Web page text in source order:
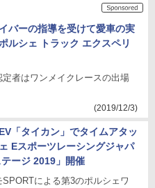
バーの指導を受けて愛車の実
ルシェ トラック エクスペリ
者はワンメイクレースの出場
(2019/12/3)
「タイカン」でタイムアタッ
Eスポーツレーシングジャパ
ージ 2019」開催
による第3のポルシェワ